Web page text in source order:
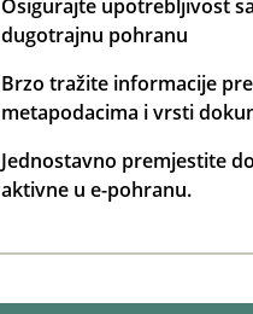
Osigurajte upotrebljivost
dugotrajnu pohranu
Brzo tražite informacije
metapodacima i vrsti
Jednostavno premjestite
aktivne u e-pohranu.